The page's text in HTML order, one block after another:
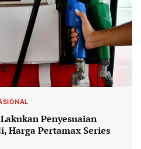
Penyesuaian
Harga Pertamax Series